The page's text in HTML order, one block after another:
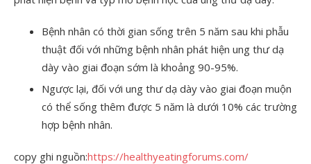
Bệnh nhân có thời gian sống trên 5 năm sau khi phẫu
thuật đối với những bệnh nhân phát hiện ung thư dạ
dày vào giai đoạn sớm là khoảng 90-95%.
Ngược lại, đối với ung thư dạ dày vào giai đoạn muộn
có thể sống thêm được 5 năm là dưới 10% các trường
hợp bệnh nhân.
copy ghi nguồn:https://healthyeatingforums.com/